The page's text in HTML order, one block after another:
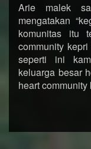
Arie malek
mengatakan
komunitas itu
community
seperti ini
keluarga besar
heart community